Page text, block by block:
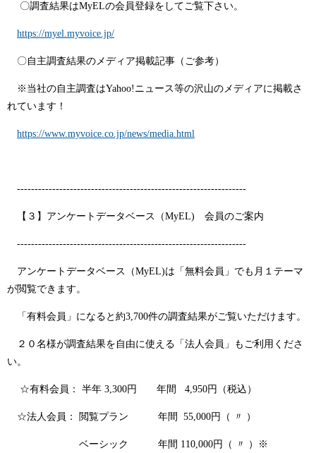
〇調査結果はMyELの会員登録をしてご覧下さい。
https://myel.myvoice.jp/
〇自主調査結果のメディア掲載記事（ご参考）
※当社の自主調査はYahoo!ニュース等の沢山のメディアに掲載さ
れています！
https://www.myvoice.co.jp/news/media.html
-----------------------------------------------------------------
【３】アンケートデータベース（MyEL) 会員のご案内
-----------------------------------------------------------------
アンケートデータベース（MyEL)は「無料会員」でも月１テーマ
が閲覧できます。
「有料会員」になると約3,700件の調査結果がご覧いただけます。
２０名様が調査結果を自由に使える「法人会員」もご利用くださ
い。
☆有料会員： 半年 3,300円 年間 4,950円（税込）
☆法人会員： 閲覧プラン 年間 55,000円（ 〃 ）
ベーシック 年間 110,000円（ 〃 ）※